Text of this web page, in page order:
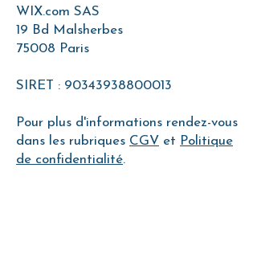
WIX.com SAS
19 Bd Malsherbes
75008 Paris
SIRET : 90343938800013
Pour plus d'informations rendez-vous
dans les rubriques CGV et Politique
de confidentialité.